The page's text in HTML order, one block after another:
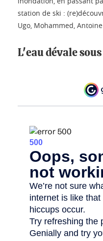
station de ski :
Ugo, Mohammed,
L'eau dévale